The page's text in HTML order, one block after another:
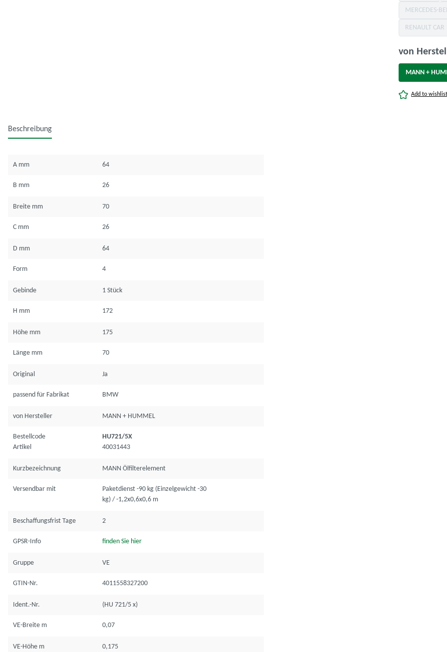
MERCEDES-
RENAULT CAR
(Diese
von
MANN +
Add to wishlist
Beschreibung
A mm 64
B mm 26
Breite mm 70
C mm 26
D mm 64
Form 4
Gebinde 1 Stück
H mm 172
Höhe mm 175
Länge mm 70
Original Ja
passend für Fabrikat BMW
von Hersteller MANN + HUMMEL
Bestellcode
Artikel
HU721/5X
40031443
Kurzbezeichnung MANN Ölfilterelement
Versendbar mit
Paketdienst -90 kg (Einzelgewicht -30
kg) / -1,2x0,6x0,6 m
Beschaffungsfrist Tage 2
GPSR-Info finden Sie hier
Gruppe VE
GTIN-Nr. 4011558327200
Ident.-Nr. (HU 721/5 x)
VE-Breite m 0,07
VE-Höhe m 0,175